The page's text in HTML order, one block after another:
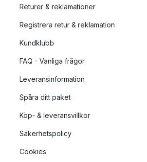
Returer & reklamationer
Registrera retur & reklamation
Kundklubb
FAQ - Vanliga frågor
Leveransinformation
Spåra ditt paket
Köp- & leveransvillkor
Säkerhetspolicy
Cookies